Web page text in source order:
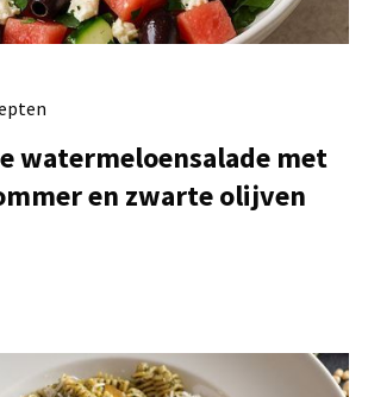
watermeloensalade met
en zwarte olijven